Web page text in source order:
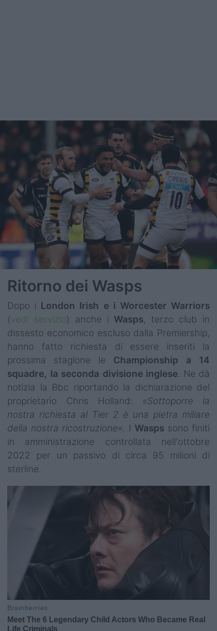
Ritorno dei Wasps
Dopo i London Irish e i Worcester Warriors
(vedi servizio) anche i Wasps, terzo club in
dissesto economico escluso dalla Premiership,
hanno fatto richiesta di essere inseriti la
prossima stagione le Championship a 14
squadre, la seconda divisione inglese. Ne dà
notizia la Bbc riportando la dichiarazione del
proprietario Chris Holland:
«Sottoporre la
nostra richiesta al Tier 2 è una pietra miliare
della nostra ricostruzione». I Waspssono finiti
in amministrazione controllata nell'ottobre
2022 per un passivo di circa 95 milioni di
sterline.